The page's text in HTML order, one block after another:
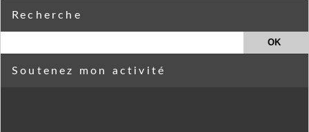
Recherche
Soutenez mon activité